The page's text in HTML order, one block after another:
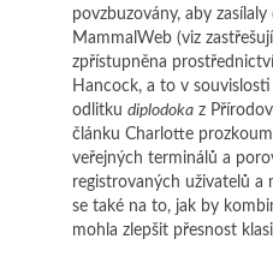
povzbuzovány, aby
MammalWeb (viz
zpřístupněna
Hancock, a to v
odlitku diplodoka z
článku Charlotte
veřejných terminálů a
registrovaných uživatelů a
se také na to, jak by
mohla zlepšit přesnost